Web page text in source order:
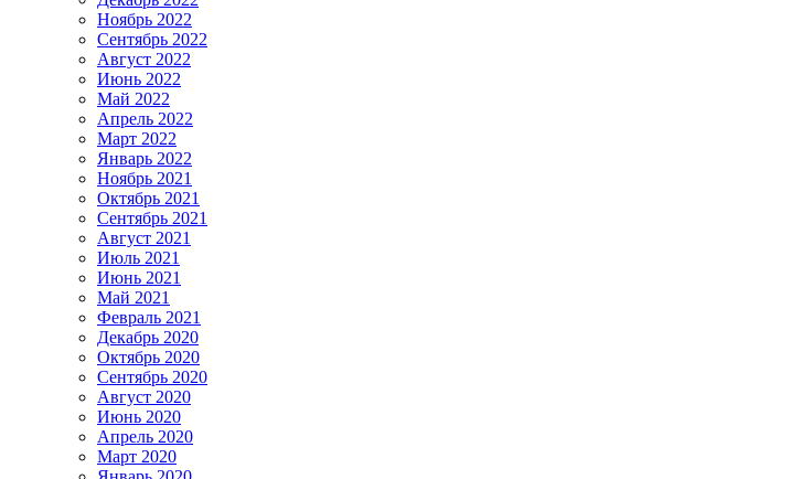
Ноябрь 2022
Сентябрь 2022
Август 2022
Июнь 2022
Май 2022
Апрель 2022
Март 2022
Январь 2022
Ноябрь 2021
Октябрь 2021
Сентябрь 2021
Август 2021
Июль 2021
Июнь 2021
Май 2021
Февраль 2021
Декабрь 2020
Октябрь 2020
Сентябрь 2020
Август 2020
Июнь 2020
Апрель 2020
Март 2020